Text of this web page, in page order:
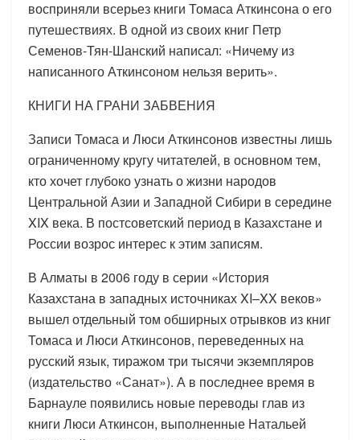
восприняли всерьез книги Томаса Аткинсона о его
путешествиях. В одной из своих книг Петр
Семенов-Тян-Шанский написал: «Ничему из
написанного Аткинсоном нельзя верить».
КНИГИ НА ГРАНИ ЗАБВЕНИЯ
Записи Томаса и Люси Аткинсонов известны лишь
ограниченному кругу читателей, в основном тем,
кто хочет глубоко узнать о жизни народов
Центральной Азии и Западной Сибири в середине
XIX века. В постсоветский период в Казахстане и
России возрос интерес к этим записям.
В Алматы в 2006 году в серии «История
Казахстана в западных источниках XI–XX веков»
вышел отдельный том обширных отрывков из книг
Томаса и Люси Аткинсонов, переведенных на
русский язык, тиражом три тысячи экземпляров
(издательство «Санат»). А в последнее время в
Барнауле появились новые переводы глав из
книги Люси Аткинсон, выполненные Натальей